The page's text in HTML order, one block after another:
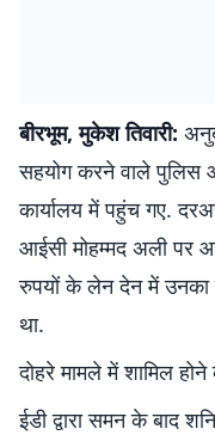
बीरभूम, मुकेश तिवारी:
सहयोग करने वाले पुलिस
कार्यालय में पहुंच गए.
आईसी मोहम्मद अली पर
रुपयों के लेन देन में उनका
था.
दोहरे मामले में शामिल
ईडी द्वारा समन के बाद